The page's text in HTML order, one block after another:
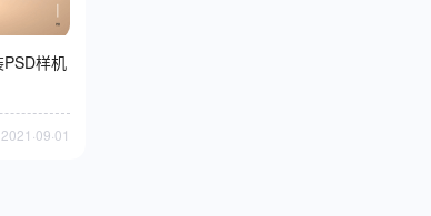
样机
2021·09·01